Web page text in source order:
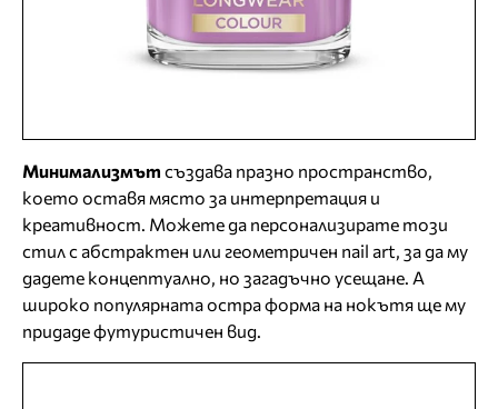
Минимализмът създава празно пространство,
което оставя място за интерпретация и
креативност. Можете да персонализирате този
стил с абстрактен или геометричен nail art, за да му
дадете концептуално, но загадъчно усещане. А
широко популярната остра форма на нокътя ще му
придаде футуристичен вид.